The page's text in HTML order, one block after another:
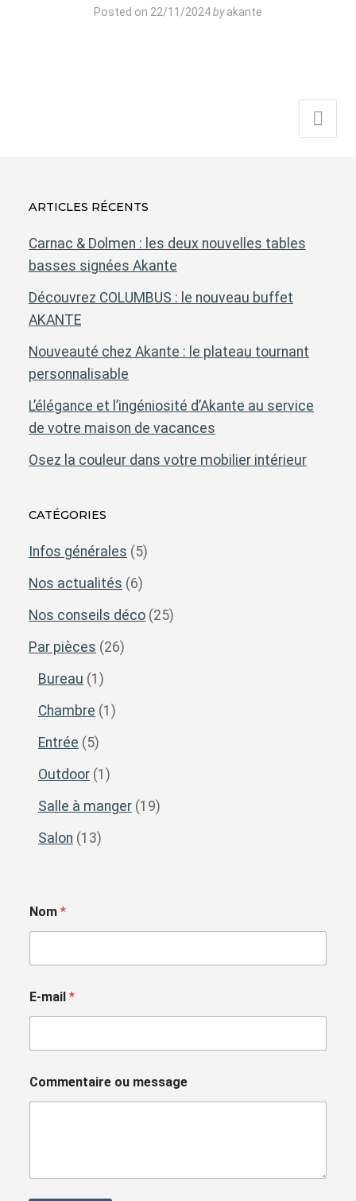
Posted on 22/11/2024byakante
ARTICLES RÉCENTS
Carnac & Dolmen : les deux nouvelles tables
basses signées Akante
Découvrez COLUMBUS : le nouveau buffet
AKANTE
Nouveauté chez Akante : le plateau tournant
personnalisable
L’élégance et l’ingéniosité d’Akante au service
de votre maison de vacances
Osez la couleur dans votre mobilier intérieur
CATÉGORIES
Infos générales (5)
Nos actualités (6)
Nos conseils déco (25)
Par pièces (26)
Bureau (1)
Chambre (1)
Entrée (5)
Outdoor (1)
Salle à manger (19)
Salon (13)
Nom *
E-mail *
Commentaire ou message